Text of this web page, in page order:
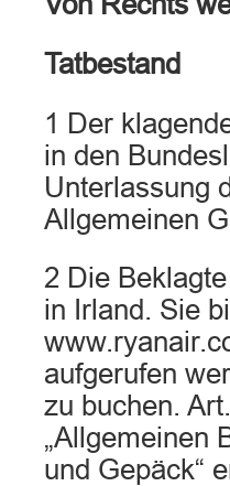
Tatbestand
1 Der
in den
Unterlassung
Allgemeinen
2 Die
in Irland. Sie
aufgerufen
zu buchen.
„Allgemeinen
und Gepäck“